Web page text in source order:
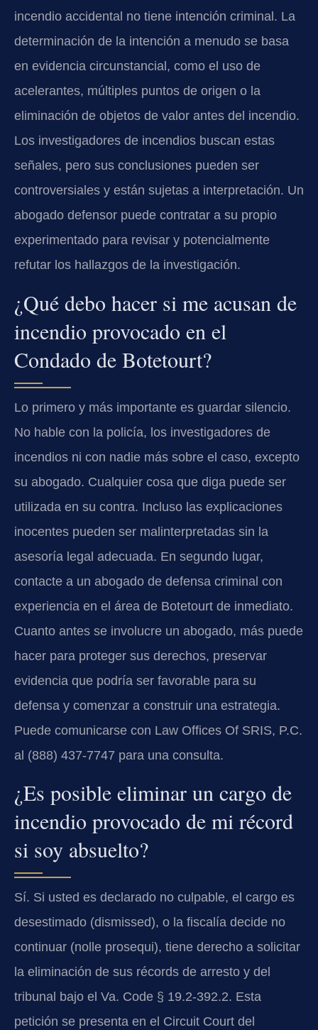
incendio accidental no tiene intención criminal. La
determinación de la intención a menudo se basa
en evidencia circunstancial, como el uso de
acelerantes, múltiples puntos de origen o la
eliminación de objetos de valor antes del incendio.
Los investigadores de incendios buscan estas
señales, pero sus conclusiones pueden ser
controversiales y están sujetas a interpretación. Un
abogado defensor puede contratar a su propio
experimentado para revisar y potencialmente
refutar los hallazgos de la investigación.
¿Qué debo hacer si me acusan de
incendio provocado en el
Condado de Botetourt?
Lo primero y más importante es guardar silencio.
No hable con la policía, los investigadores de
incendios ni con nadie más sobre el caso, excepto
su abogado. Cualquier cosa que diga puede ser
utilizada en su contra. Incluso las explicaciones
inocentes pueden ser malinterpretadas sin la
asesoría legal adecuada. En segundo lugar,
contacte a un abogado de defensa criminal con
experiencia en el área de Botetourt de inmediato.
Cuanto antes se involucre un abogado, más puede
hacer para proteger sus derechos, preservar
evidencia que podría ser favorable para su
defensa y comenzar a construir una estrategia.
Puede comunicarse con Law Offices Of SRIS, P.C.
al (888) 437-7747 para una consulta.
¿Es posible eliminar un cargo de
incendio provocado de mi récord
si soy absuelto?
Sí. Si usted es declarado no culpable, el cargo es
desestimado (dismissed), o la fiscalía decide no
continuar (nolle prosequi), tiene derecho a solicitar
la eliminación de sus récords de arresto y del
tribunal bajo el Va. Code § 19.2-392.2. Esta
petición se presenta en el Circuit Court del